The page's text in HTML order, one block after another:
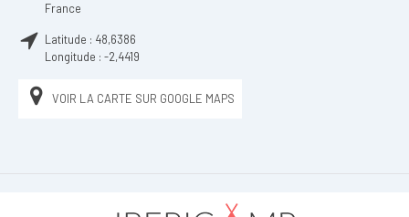
France
Latitude : 48,6386
Longitude : -2,4419
VOIR LA CARTE SUR GOOGLE MAPS